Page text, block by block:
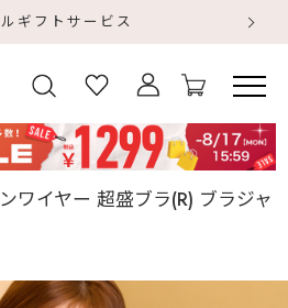
ギフトサービス
ワイヤー 超盛ブラ(R) ブラジャ